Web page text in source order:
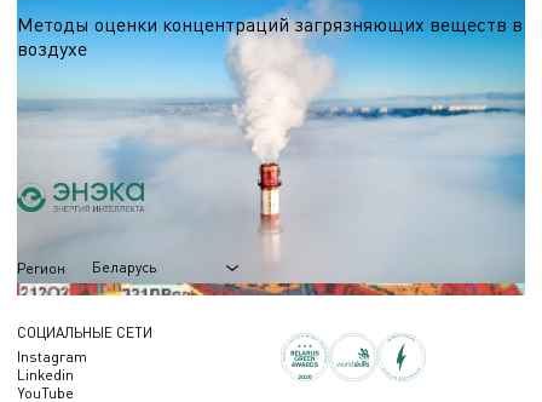
Методы оценки концентраций загрязняющих веществ в
воздухе
При проектировании и эксплуатации объектов, потенциально загрязняющих
атмосферу, экологи ЭНЭКА проводят тщательную оценку их воздействия.
Такая оценка включает инвентаризацию выбросов и моделирование
рассеивания загрязняющих веществ. Она является обязательным этапом
экологической экспертизы и получения разрешительной документации.
02.12.2024
Регион Беларусь
СОЦИАЛЬНЫЕ СЕТИ
Instagram
Linkedin
YouTube